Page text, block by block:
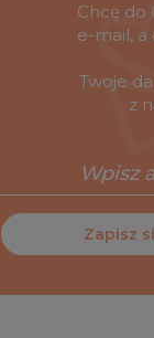
Chcę do
e-mail, a
Twoje
z
Zapisz